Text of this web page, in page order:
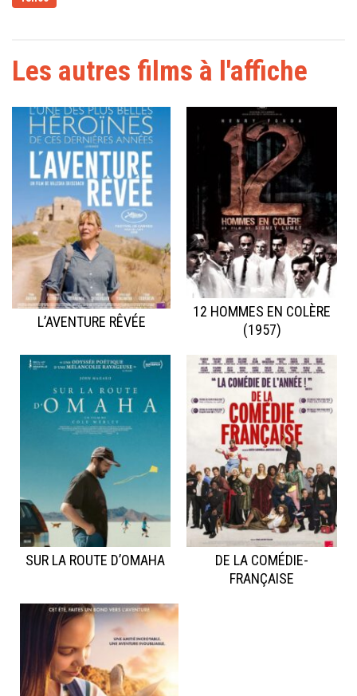
Les autres films à l'affiche
L’AVENTURE RÊVÉE
12 HOMMES EN COLÈRE
(1957)
SUR LA ROUTE D’OMAHA
DE LA COMÉDIE-
FRANÇAISE